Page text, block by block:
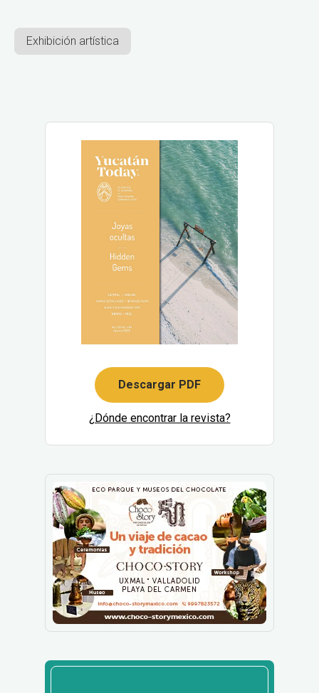
Exhibición artística
Descargar PDF
¿Dónde encontrar la revista?